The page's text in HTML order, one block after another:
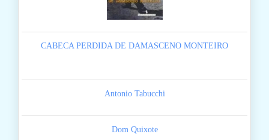
CABECA PERDIDA DE DAMASCENO MONTEIRO
Antonio Tabucchi
Dom Quixote